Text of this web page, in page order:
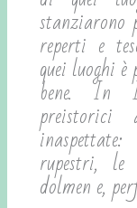
reperti e
quei luoghi
bene. In
rupestri,
dolmen e,